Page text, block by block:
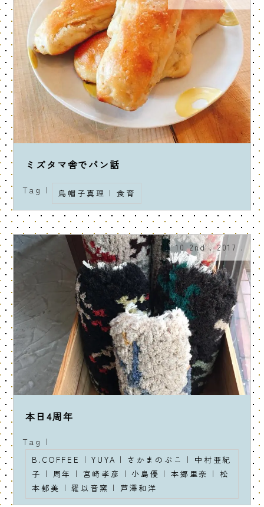
ミズタマ舎でパン話
Tag | 烏帽子真理 | 食育
10 2nd . 2017 .
本日4周年
Tag |
B.COFFEE |YUYA | さかまのぶこ | 中村亜紀
子 | 周年 | 宮崎孝彦 |小島優 |本郷里奈 | 松
本郁美 |羅以音窯 | 芦澤和洋